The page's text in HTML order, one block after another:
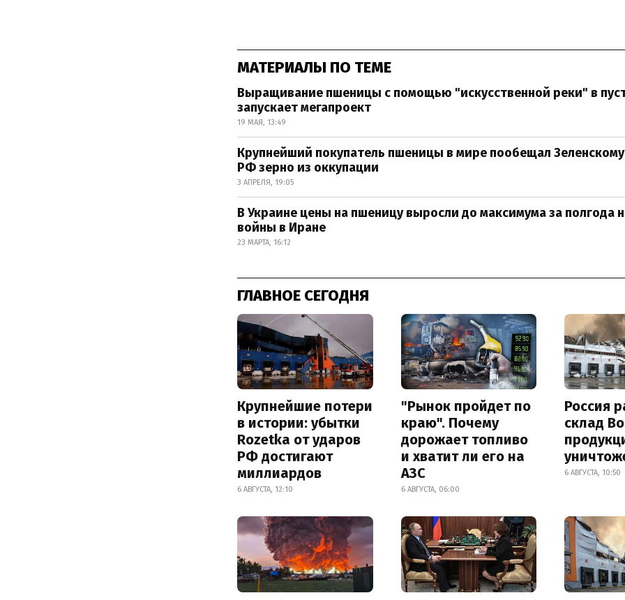
МАТЕРИАЛЫ ПО ТЕМЕ
Выращивание пшеницы с помощью "искусственной реки" в
запускает мегапроект
19 МАЯ, 13:49
Крупнейший покупатель пшеницы в мире пообещал Зеленскому
РФ зерно из оккупации
3 АПРЕЛЯ, 19:05
В Украине цены на пшеницу выросли до максимума за полгода
войны в Иране
23 МАРТА, 16:12
ГЛАВНОЕ СЕГОДНЯ
Крупнейшие потери
в истории: убытки
Rozetka от ударов
РФ достигают
миллиардов
6 АВГУСТА, 12:10
"Рынок пройдет по
краю". Почему
дорожает топливо
и хватит ли его на
АЗС
6 АВГУСТА, 06:00
Россия
склад
6 АВГУСТА, 10:50